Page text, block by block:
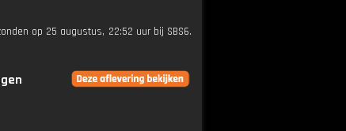
op 25 augustus, 22:52 uur bij SBS6.